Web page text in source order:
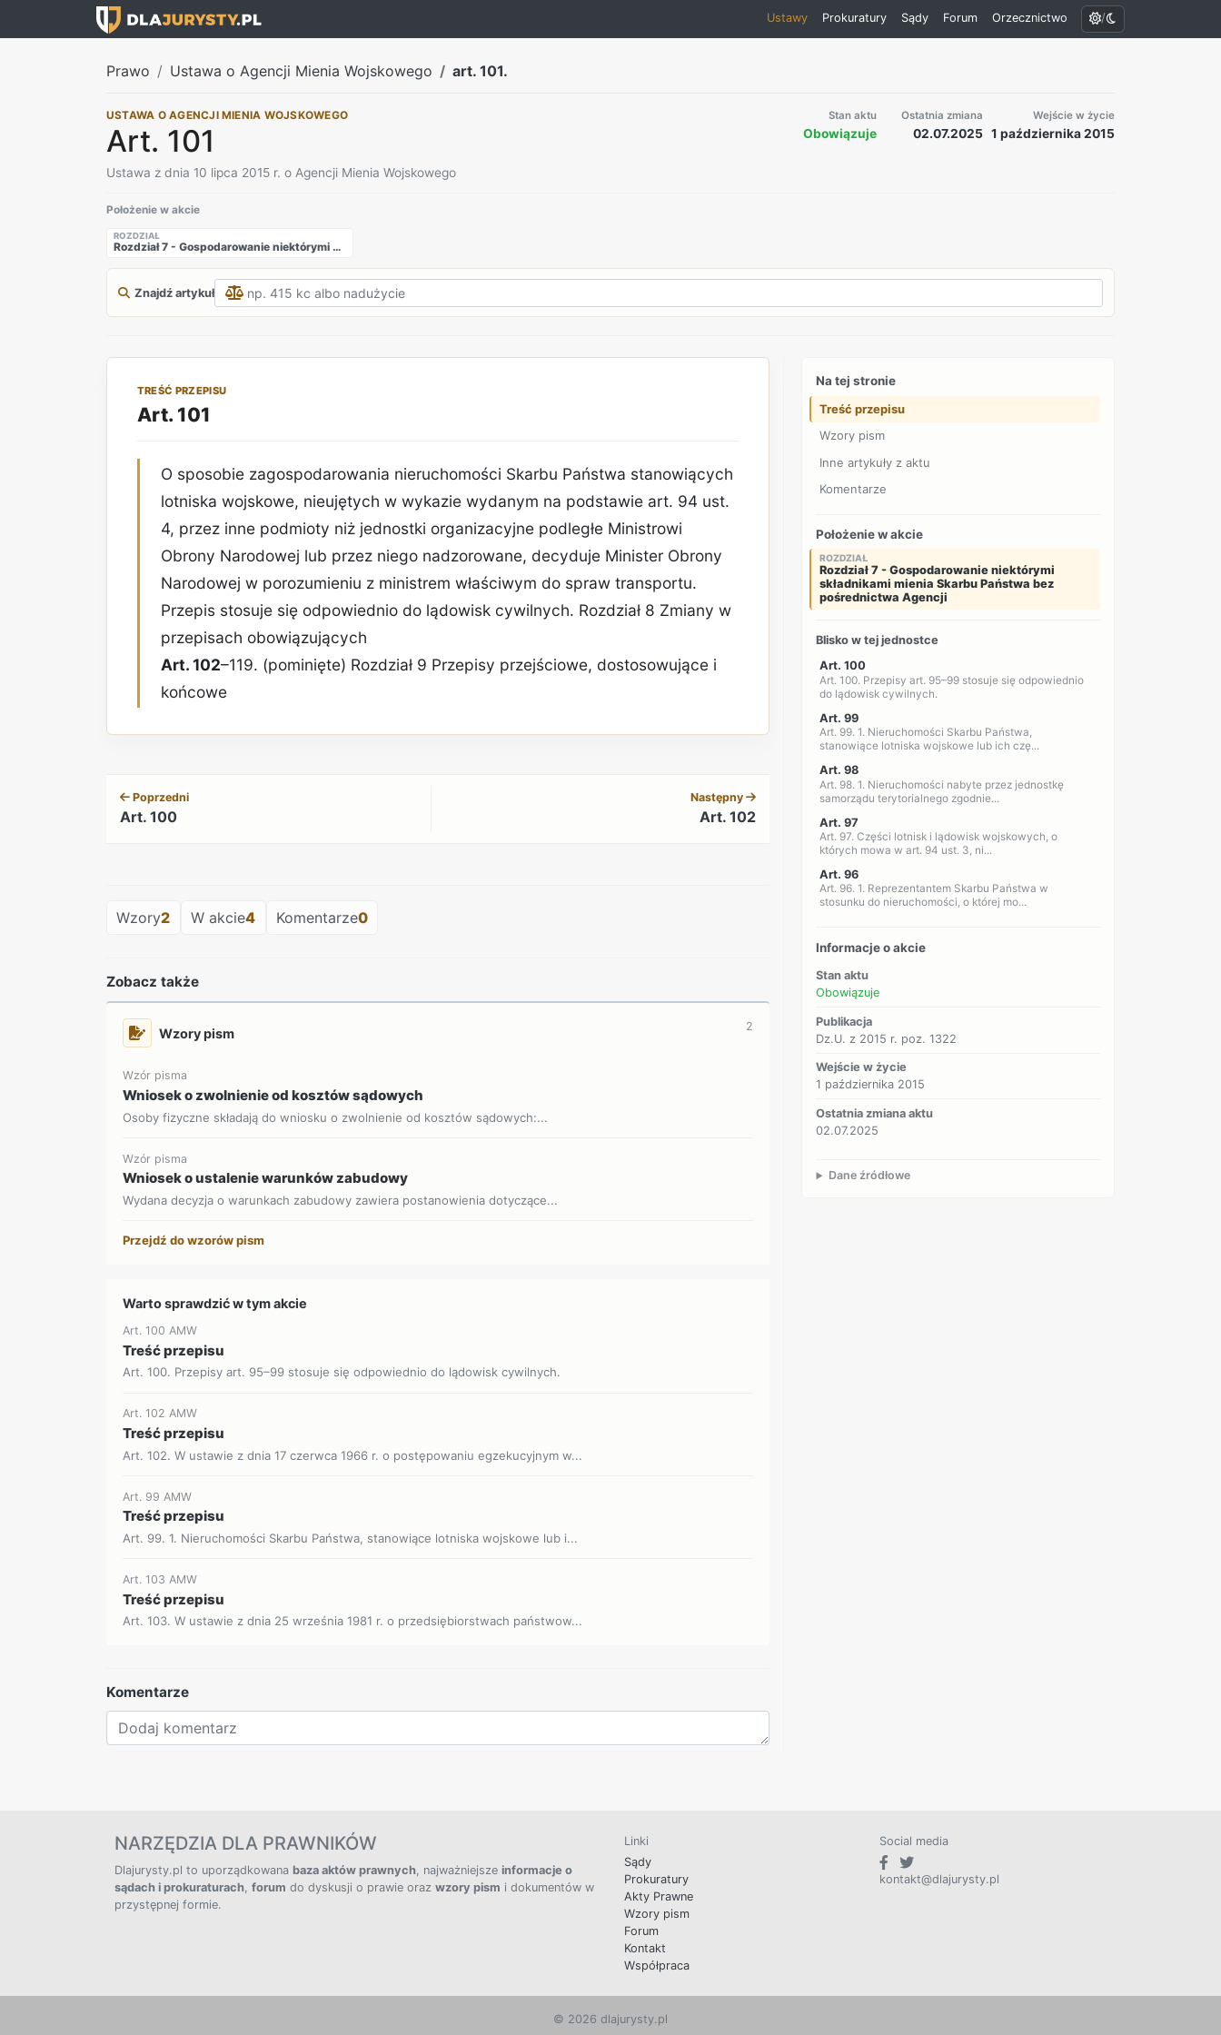
Ustawy Prokuratury Sądy Forum Orzecznictwo /
Prawo Ustawa o Agencji Mienia Wojskowego art. 101.
USTAWA O AGENCJI MIENIA WOJSKOWEGO
Art. 101
Ustawa z dnia 10 lipca 2015 r. o Agencji Mienia Wojskowego
Stan aktu
Obowiązuje
Ostatnia zmiana
02.07.2025
Wejście w życie
1 października 2015
Położenie w akcie
ROZDZIAŁ
Rozdział 7 - Gospodarowanie niektórymi składnikami mienia Skarbu Państwa bez pośrednictwa Agencji
Znajdź artykuł
TREŚĆ PRZEPISU
Art. 101
O sposobie zagospodarowania nieruchomości Skarbu Państwa stanowiących
lotniska wojskowe, nieujętych w wykazie wydanym na podstawie art. 94 ust.
4, przez inne podmioty niż jednostki organizacyjne podległe Ministrowi
Obrony Narodowej lub przez niego nadzorowane, decyduje Minister Obrony
Narodowej w porozumieniu z ministrem właściwym do spraw transportu.
Przepis stosuje się odpowiednio do lądowisk cywilnych. Rozdział 8 Zmiany w
przepisach obowiązujących
Art. 102–119. (pominięte) Rozdział 9 Przepisy przejściowe, dostosowujące i
końcowe
Poprzedni
Art. 100
Następny
Art. 102
Wzory2 W akcie4 Komentarze0
Zobacz także
Wzory pism 2
Wzór pisma
Wniosek o zwolnienie od kosztów sądowych
Osoby fizyczne składają do wniosku o zwolnienie od kosztów sądowych:...
Wzór pisma
Wniosek o ustalenie warunków zabudowy
Wydana decyzja o warunkach zabudowy zawiera postanowienia dotyczące...
Przejdź do wzorów pism
Warto sprawdzić w tym akcie
Art. 100 AMW
Treść przepisu
Art. 100. Przepisy art. 95–99 stosuje się odpowiednio do lądowisk cywilnych.
Art. 102 AMW
Treść przepisu
Art. 102. W ustawie z dnia 17 czerwca 1966 r. o postępowaniu egzekucyjnym w...
Art. 99 AMW
Treść przepisu
Art. 99. 1. Nieruchomości Skarbu Państwa, stanowiące lotniska wojskowe lub i...
Art. 103 AMW
Treść przepisu
Art. 103. W ustawie z dnia 25 września 1981 r. o przedsiębiorstwach państwow...
Komentarze
Na tej stronie
Treść przepisu
Wzory pism
Inne artykuły z aktu
Komentarze
Położenie w akcie
ROZDZIAŁ
Rozdział 7 - Gospodarowanie niektórymi
składnikami mienia Skarbu Państwa bez
pośrednictwa Agencji
Blisko w tej jednostce
Art. 100
Art. 100. Przepisy art. 95–99 stosuje się odpowiednio
do lądowisk cywilnych.
Art. 99
Art. 99. 1. Nieruchomości Skarbu Państwa,
stanowiące lotniska wojskowe lub ich czę...
Art. 98
Art. 98. 1. Nieruchomości nabyte przez jednostkę
samorządu terytorialnego zgodnie...
Art. 97
Art. 97. Części lotnisk i lądowisk wojskowych, o
których mowa w art. 94 ust. 3, ni...
Art. 96
Art. 96. 1. Reprezentantem Skarbu Państwa w
stosunku do nieruchomości, o której mo...
Informacje o akcie
Stan aktu
Obowiązuje
Publikacja
Dz.U. z 2015 r. poz. 1322
Wejście w życie
1 października 2015
Ostatnia zmiana aktu
02.07.2025
Dane źródłowe
NARZĘDZIA DLA PRAWNIKÓW
Dlajurysty.pl to uporządkowana baza aktów prawnych, najważniejsze informacje o
sądach i prokuraturach, forum do dyskusji o prawie oraz wzory pism i dokumentów w
przystępnej formie.
Linki
Sądy
Prokuratury
Akty Prawne
Wzory pism
Forum
Kontakt
Współpraca
Social media
kontakt@dlajurysty.pl
© 2026 dlajurysty.pl